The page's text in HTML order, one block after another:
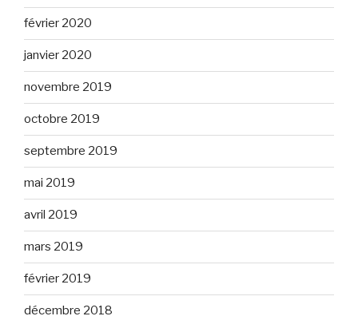
février 2020
janvier 2020
novembre 2019
octobre 2019
septembre 2019
mai 2019
avril 2019
mars 2019
février 2019
décembre 2018